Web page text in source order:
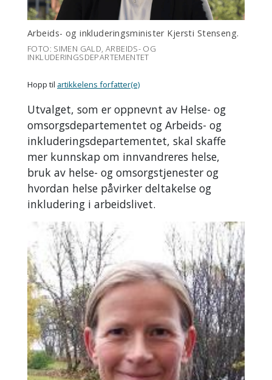
Arbeids- og inkluderingsminister Kjersti Stenseng.
FOTO: SIMEN GALD, ARBEIDS- OG
INKLUDERINGSDEPARTEMENTET
Hopp til artikkelens forfatter(e)
Utvalget, som er oppnevnt av Helse- og
omsorgsdepartementet og Arbeids- og
inkluderingsdepartementet, skal skaffe
mer kunnskap om innvandreres helse,
bruk av helse- og omsorgstjenester og
hvordan helse påvirker deltakelse og
inkludering i arbeidslivet.